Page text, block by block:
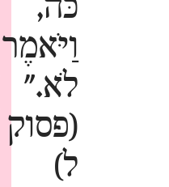
וַיֹּאמֶר
לֹא."
(פסוק
ל)